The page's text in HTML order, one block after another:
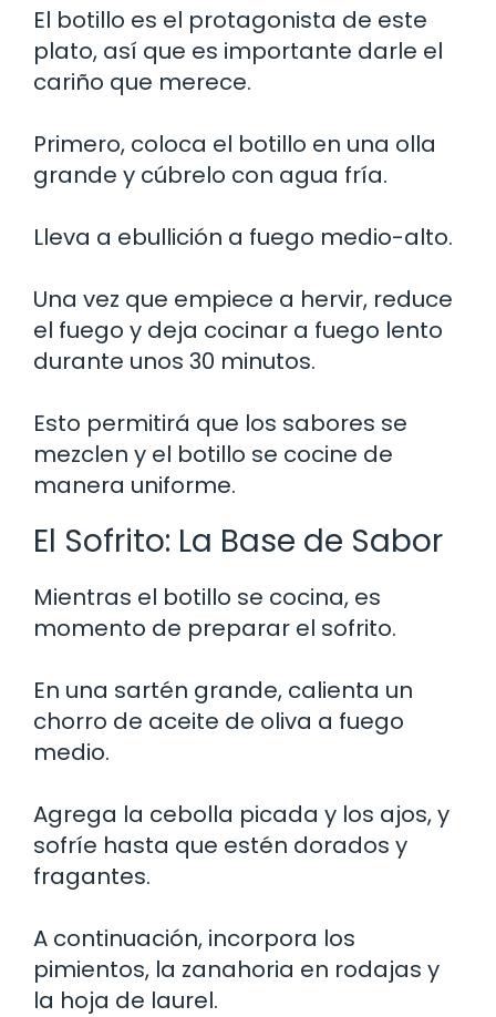
El botillo es el protagonista de este
plato, así que es importante darle el
cariño que merece.
Primero, coloca el botillo en una olla
grande y cúbrelo con agua fría.
Lleva a ebullición a fuego medio-alto.
Una vez que empiece a hervir, reduce
el fuego y deja cocinar a fuego lento
durante unos 30 minutos.
Esto permitirá que los sabores se
mezclen y el botillo se cocine de
manera uniforme.
El Sofrito: La Base de Sabor
Mientras el botillo se cocina, es
momento de preparar el sofrito.
En una sartén grande, calienta un
chorro de aceite de oliva a fuego
medio.
Agrega la cebolla picada y los ajos, y
sofríe hasta que estén dorados y
fragantes.
A continuación, incorpora los
pimientos, la zanahoria en rodajas y
la hoja de laurel.